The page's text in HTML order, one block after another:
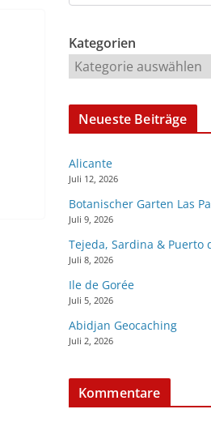
Kategorien
Neueste Beiträge
Alicante
Juli 12, 2026
Botanischer Garten Las
Juli 9, 2026
Tejeda, Sardina & Puerto
Juli 8, 2026
Ile de Gorée
Juli 5, 2026
Abidjan Geocaching
Juli 2, 2026
Kommentare